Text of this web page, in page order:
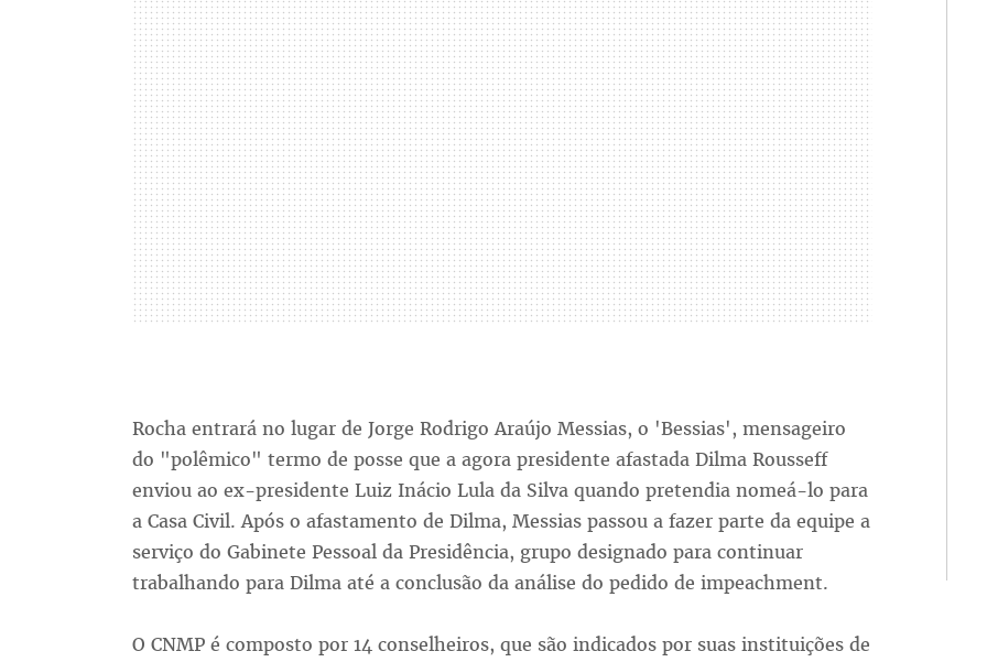
Rocha entrará no lugar de Jorge Rodrigo Araújo Messias, o 'Bessias', mensageiro
do "polêmico" termo de posse que a agora presidente afastada Dilma Rousseff
enviou ao ex-presidente Luiz Inácio Lula da Silva quando pretendia nomeá-lo para
a Casa Civil. Após o afastamento de Dilma, Messias passou a fazer parte da equipe a
serviço do Gabinete Pessoal da Presidência, grupo designado para continuar
trabalhando para Dilma até a conclusão da análise do pedido de impeachment.
O CNMP é composto por 14 conselheiros, que são indicados por suas instituições de